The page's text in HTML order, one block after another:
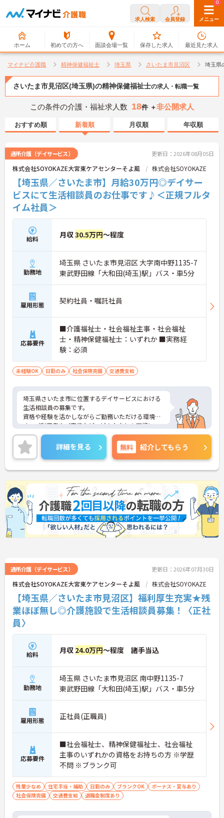
求人検索 会員登録 メニュー
ホーム 初めての方へ 面談会場一覧
0
保存した求人
0
最近見た求人
マイナビ介護職 精神保健福祉士 埼玉県 さいたま市見沼区 埼玉県
さいたま市見沼区(埼玉県)の精神保健福祉士の求人・転職一覧
この条件の介護・福祉求人数 18件 ＋非公開求人
おすすめ順 新着順 月収順 年収順
通所介護（デイサービス） 更新日：2026年08月05日
株式会社SOYOKAZE大宮東ケアセンターそよ風 株式会社SOYOKAZE
【埼玉県／さいたま市】月給30万円◎デイサー
ビスにて生活相談員のお仕事です♪＜正規フルタ
イム社員＞
給料 月収30.5万円～程度
勤務地
埼玉県 さいたま市見沼区 大字南中野1135-7
東武野田線「大和田(埼玉)駅」バス・車5分
雇用形態 契約社員・嘱託社員
応募要件
■介護福祉士・社会福祉主事・社会福祉
士・精神保健福祉士：いずれか ■実務経
験：必須
未経験OK 日勤のみ 社会保険完備 交通費支給
埼玉県さいたま市に位置するデイサービスにおける
生活相談員の募集です。
資格や経験を活かしながらご勤務いただける環境で
す。ご利用者やご家族など、どんな方とも円滑にコ
ミュニケーションをとれる方を募集しています。
ご興味のある方には、面接対策ポイントなど、さら
に詳細をご案内しますのでお気軽にご相談くださ
い！
詳細を見る 無料 紹介してもらう
通所介護（デイサービス） 更新日：2026年07月30日
株式会社SOYOKAZE大宮東ケアセンターそよ風 株式会社SOYOKAZE
【埼玉県／さいたま市見沼区】福利厚生充実★残
業ほぼ無し◎介護施設で生活相談員募集！〈正社
員〉
給料 月収 24.0万円～程度 諸手当込
勤務地
埼玉県 さいたま市見沼区 南中野1135-7
東武野田線「大和田(埼玉)駅」バス・車5分
雇用形態 正社員(正職員)
応募要件
■社会福祉士、精神保健福祉士、社会福祉
主事のいずれかの資格をお持ちの方 ※学歴
不問 ※ブランク可
残業少なめ 住宅手当・補助 日勤のみ ブランクOK
ボーナス・賞与あり
社会保険完備
交通費支給 退職金制度あり